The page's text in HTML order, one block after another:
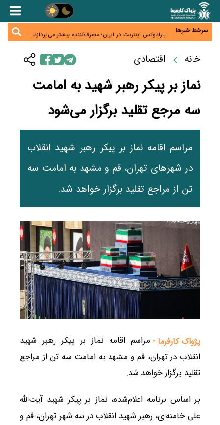
سرخط خبرها
زائران اربعین نگران ارز باقی‌مانده نباشند؛ خرید دینار در
جنگ کریدورها وارد فاز جدید شد؛ سرمایه‌گذاری ۳۴۵
پارادوکس اینترنت در ایران؛ مصرف‌کننده بیشتر می‌پردازد،
شبکه کمتر توسعه می‌یابد
جدید سیاست‌های مالیاتی در حمایت از تولید
معمای تأمین ۸۰ همت معوقات بازنشستگان؛ بانک رفاه
خانه اقتصادی
نماز بر پیکر رهبر شهید به امامت
سه مرجع تقلید برگزار می‌شود
مراسم اقامه نماز بر پیکر رهبر شهید انقلاب
در شهرهای تهران، قم و مشهد به امامت سه
تن از مراجع تقلید برگزار خواهد شد.
پژواک کارفرما - مراسم اقامه نماز بر پیکر رهبر شهید
انقلاب در تهران، قم و مشهد به امامت سه تن از مراجع
تقلید برگزار خواهد شد.
بر اساس برنامه اعلام‌شده، نماز بر پیکر شهید آیت‌الله
علی خامنه‌ای، رهبر شهید انقلاب در سه شهر تهران، قم و